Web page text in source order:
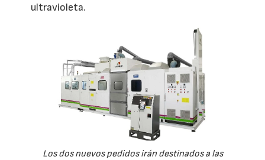
ultravioleta.
Los dos nuevos pedidos irán destinados a las